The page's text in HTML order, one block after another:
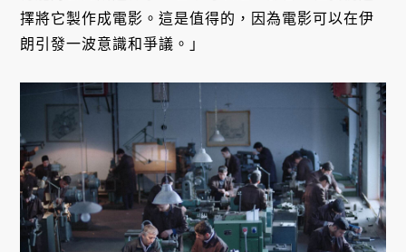
擇將它製作成電影。這是值得的，因為電影可以在伊
朗引發一波意識和爭議。」